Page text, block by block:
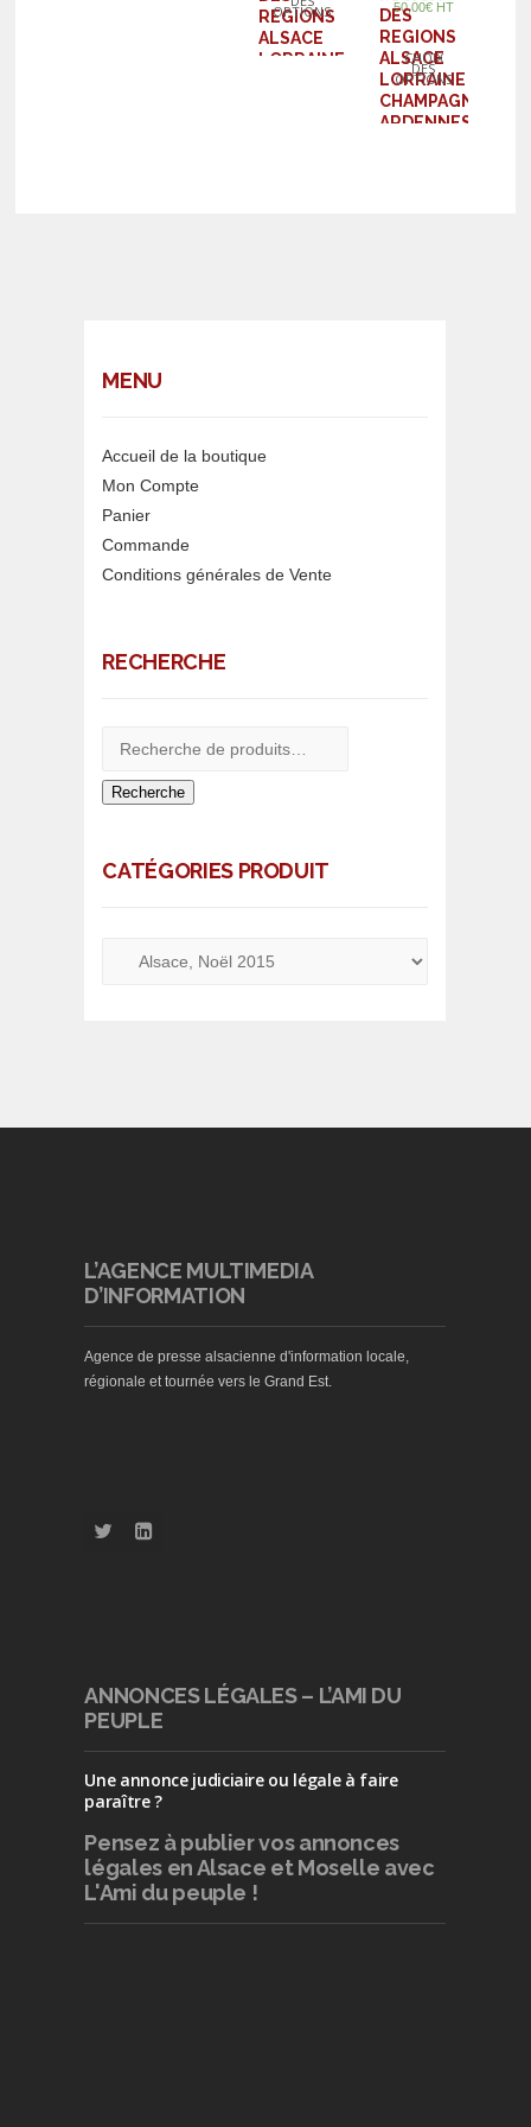
REGIONS
ALSACE
LORRAINE
OPTIONS
DES
REGIONS
ALSACE
LORRAINE
CHAMPAGNE
ARDENNES
50,00€ HT
CHOIX
DES
OPTIONS
MENU
Accueil de la boutique
Mon Compte
Panier
Commande
Conditions générales de Vente
RECHERCHE
Recherche
CATÉGORIES PRODUIT
L’AGENCE MULTIMEDIA
D’INFORMATION
Agence de presse alsacienne d'information locale,
régionale et tournée vers le Grand Est.
ANNONCES LÉGALES – L’AMI DU
PEUPLE
Une annonce judiciaire ou légale à faire
paraître ?
Pensez à publiervos annonces
légales en Alsace et Moselle avec
L'Ami du peuple !